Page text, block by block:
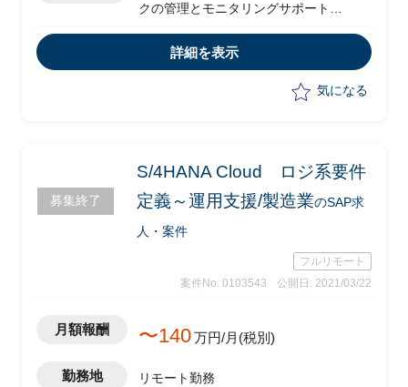
クの管理とモニタリングサポート
管理指針を、現場での運用として展開
・ステークホルダー間の合意に向けた会
詳細を表示
気になる
募集終了
S/4HANA Cloud ロジ系要件
定義～運用支援/製造業のSAP求
人・案件
フルリモート
案件No. 0103543
公開日: 2021/03/22
月額報酬 〜140万円/月(税別)
勤務地 リモート勤務